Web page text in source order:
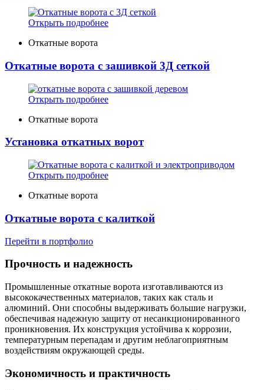
Открыть подробнее
Откатные ворота
Откатные ворота с зашивкой 3Д сеткой
Открыть подробнее
Откатные ворота
Установка откатных ворот
Открыть подробнее
Откатные ворота
Откатные ворота с калиткой
Перейти в портфолио
Прочность и надежность
Промышленные откатные ворота изготавливаются из
высококачественных материалов, таких как сталь и
алюминий. Они способны выдерживать большие нагрузки,
обеспечивая надежную защиту от несанкционированного
проникновения. Их конструкция устойчива к коррозии,
температурным перепадам и другим неблагоприятным
воздействиям окружающей среды.
Экономичность и практичность